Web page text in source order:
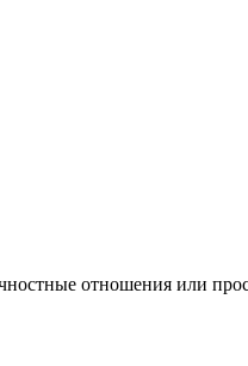
отношения или